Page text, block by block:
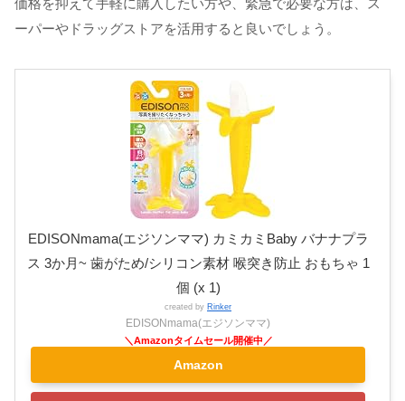
ーパーやドラッグストアを活用すると良いでしょう。
EDISONmama(エジソンママ) カミカミBaby バナナプラ
ス 3か月~ 歯がため/シリコン素材 喉突き防止 おもちゃ 1
個 (x 1)
created by Rinker
EDISONmama(エジソンママ)
Amazon